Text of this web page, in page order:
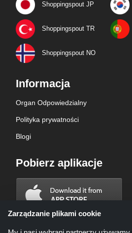
Shoppingspout JP
Shoppingspout TR
Shoppingspout NO
Informacja
Organ Odpowiedzialny
Polityka prywatności
Blogi
Pobierz aplikacje
Zarządzanie plikami cookie